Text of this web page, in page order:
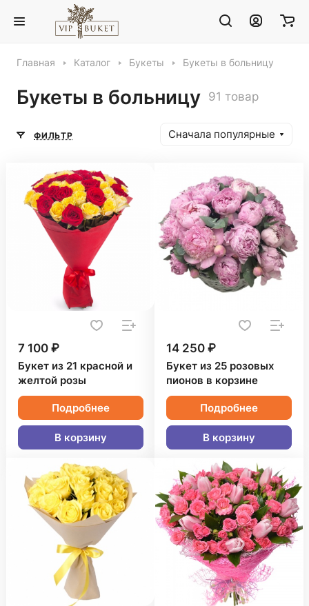
Главная Каталог Букеты Букеты в больницу
Букеты в больницу 91 товар
ФИЛЬТР Сначала популярные
7 100 ₽
Букет из 21 красной и
желтой розы
Подробнее
В корзину
14 250 ₽
Букет из 25 розовых
пионов в корзине
Подробнее
В корзину